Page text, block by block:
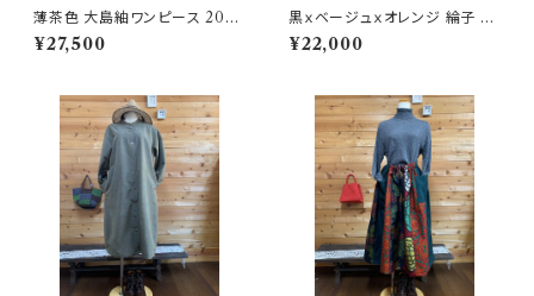
薄茶色 大島紬ワンピース 2025
04151703
¥27,500
黒ｘベージュｘオレンジ 綸子 パ
ッチワークスカート 202504151
715
¥22,000